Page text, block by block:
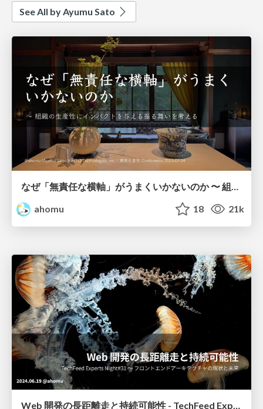
See All by Ayumu Sato
なぜ「無責任な横軸」がうまくいかないのか 〜 組織の生産性にインパクトを与える振る舞いを考える
ahomu
18 21k